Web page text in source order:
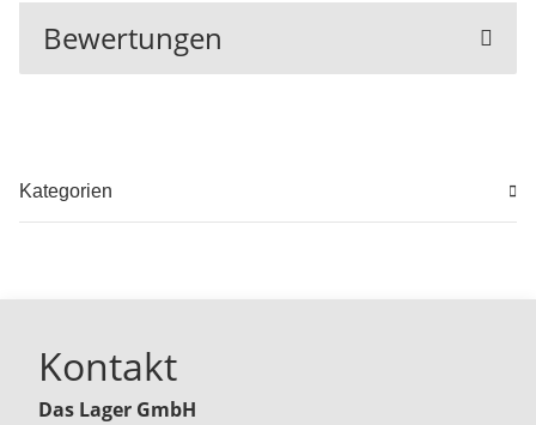
Bewertungen
Kategorien
Kontakt
Das Lager GmbH